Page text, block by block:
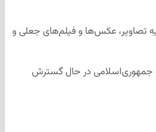
تصاویر، عکس‌ها و فیلم‌های جعلی و
جمهوری‌اسلامی در حال گسترش